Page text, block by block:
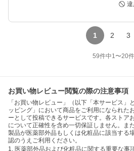
1 2 3
59件中1〜20件
お買い物レビュー閲覧の際の注意事項
「お買い物レビュー」（以下「本サービス」
ッピング」において商品をご利用になられた
ーとして投稿できるサービスです。各ストア
について正確性を含め一切保証しません。ま
製品が医薬部外品もしくは化粧品に該当する
認のうえご利用ください。
1. 医薬部外品および化粧品に関する重要な事